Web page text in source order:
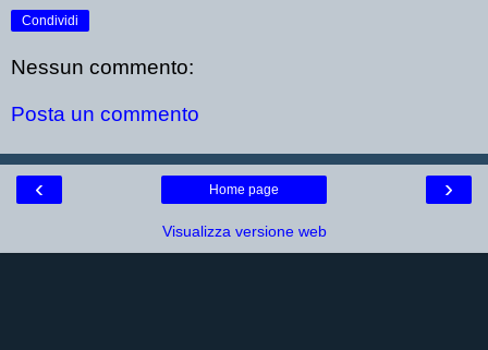
Condividi
Nessun commento:
Posta un commento
‹ ›
Home page
Visualizza versione web